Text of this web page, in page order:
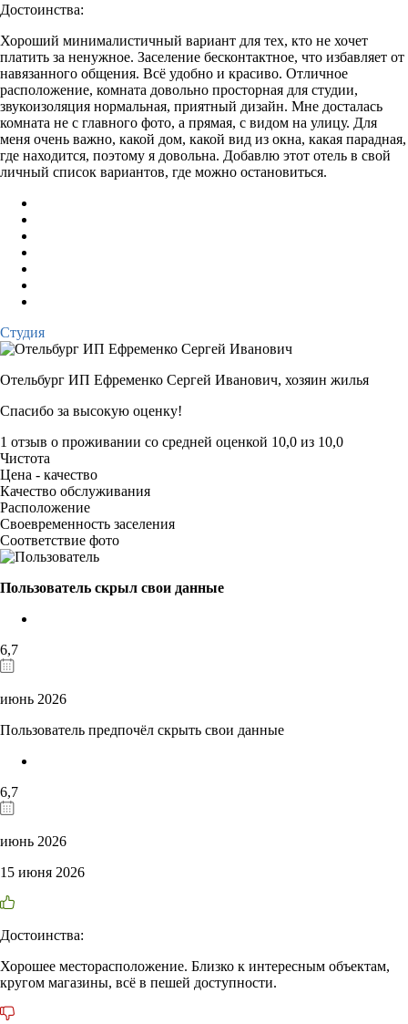
Достоинства:
Хороший минималистичный вариант для тех, кто не хочет
платить за ненужное. Заселение бесконтактное, что избавляет от
навязанного общения. Всё удобно и красиво. Отличное
расположение, комната довольно просторная для студии,
звукоизоляция нормальная, приятный дизайн. Мне досталась
комната не с главного фото, а прямая, с видом на улицу. Для
меня очень важно, какой дом, какой вид из окна, какая парадная,
где находится, поэтому я довольна. Добавлю этот отель в свой
личный список вариантов, где можно остановиться.
Студия
Отельбург ИП Ефременко Сергей Иванович, хозяин жилья
Спасибо за высокую оценку!
1 отзыв о проживании со средней оценкой 10,0 из 10,0
Чистота
Цена - качество
Качество обслуживания
Расположение
Своевременность заселения
Соответствие фото
Пользователь скрыл свои данные
6,7
июнь 2026
Пользователь предпочёл скрыть свои данные
6,7
июнь 2026
15 июня 2026
Достоинства:
Хорошее месторасположение. Близко к интересным объектам,
кругом магазины, всё в пешей доступности.